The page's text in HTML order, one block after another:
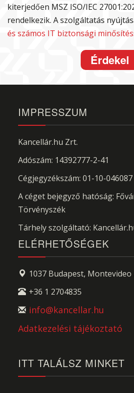
kiterjedően MSZ ISO/IEC
rendelkezik. A szolgáltatás
és számos IT biztonsági
Érdekel
IMPRESSZUM
Kancellár.hu Zrt.
Adószám: 14392777-2-41
Cégjegyzékszám: 01-10-046087
A céget bejegyző hatóság:
Törvényszék
Tárhely szolgáltató:
ELÉRHETŐSÉGEK
1037 Budapest, Montevideo
+36 1 2704835
info@kancellar.hu
Adatkezelési tájékoztató
ITT TALÁLSZ MINKET